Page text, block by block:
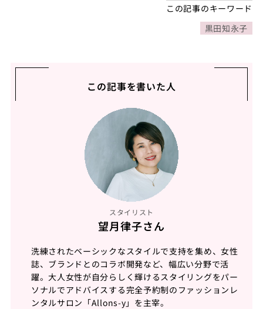
この記事のキーワード
黒田知永子
この記事を書いた人
スタイリスト
望月律子さん
洗練されたベーシックなスタイルで支持を集め、女性
誌、ブランドとのコラボ開発など、幅広い分野で活
躍。大人女性が自分らしく輝けるスタイリングをパー
ソナルでアドバイスする完全予約制のファッションレ
ンタルサロン「Allons-y」を主宰。